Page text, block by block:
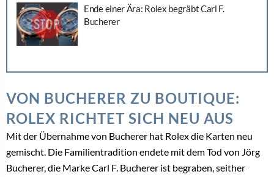
Ende einer Ära: Rolex begräbt Carl F.
Bucherer
VON BUCHERER ZU BOUTIQUE:
ROLEX RICHTET SICH NEU AUS
Mit der Übernahme von Bucherer hat Rolex die Karten neu
gemischt. Die Familientradition endete mit dem Tod von Jörg
Bucherer, die Marke Carl F. Bucherer ist begraben, seither